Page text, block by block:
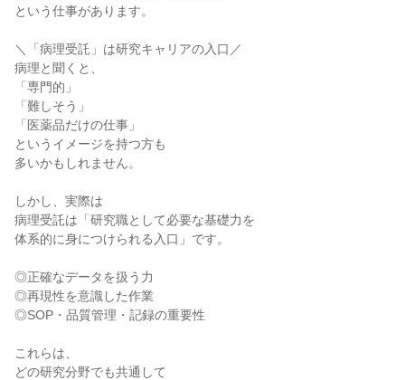
という仕事があります。
＼「病理受託」は研究キャリアの入口／
病理と聞くと、
「専門的」
「難しそう」
「医薬品だけの仕事」
というイメージを持つ方も
多いかもしれません。
しかし、実際は
病理受託は「研究職として必要な基礎力を
体系的に身につけられる入口」です。
◎正確なデータを扱う力
◎再現性を意識した作業
◎SOP・品質管理・記録の重要性
これらは、
どの研究分野でも共通して